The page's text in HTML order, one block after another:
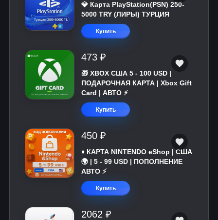
💎 Карта PlayStation(PSN) 250-
5000 TRY (ЛИРЫ) ТУРЦИЯ
Купить
473 ₽
🎁 XBOX США 5 - 100 USD |
ПОДАРОЧНАЯ КАРТА | Xbox Gift
Card | АВТО ⚡
Купить
450 ₽
♦️ КАРТА NINTENDO eShop | США
🌍 | 5 - 99 USD | ПОПОЛНЕНИЕ
АВТО ⚡
Купить
2062 ₽